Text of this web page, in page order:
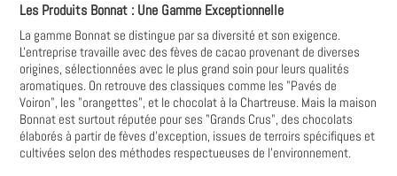
Les Produits Bonnat : Une Gamme Exceptionnelle
La gamme Bonnat se distingue par sa diversité et son exigence.
L'entreprise travaille avec des fèves de cacao provenant de diverses
origines, sélectionnées avec le plus grand soin pour leurs qualités
aromatiques. On retrouve des classiques comme les "Pavés de
Voiron", les "orangettes", et le chocolat à la Chartreuse. Mais la maison
Bonnat est surtout réputée pour ses "Grands Crus", des chocolats
élaborés à partir de fèves d'exception, issues de terroirs spécifiques et
cultivées selon des méthodes respectueuses de l'environnement.